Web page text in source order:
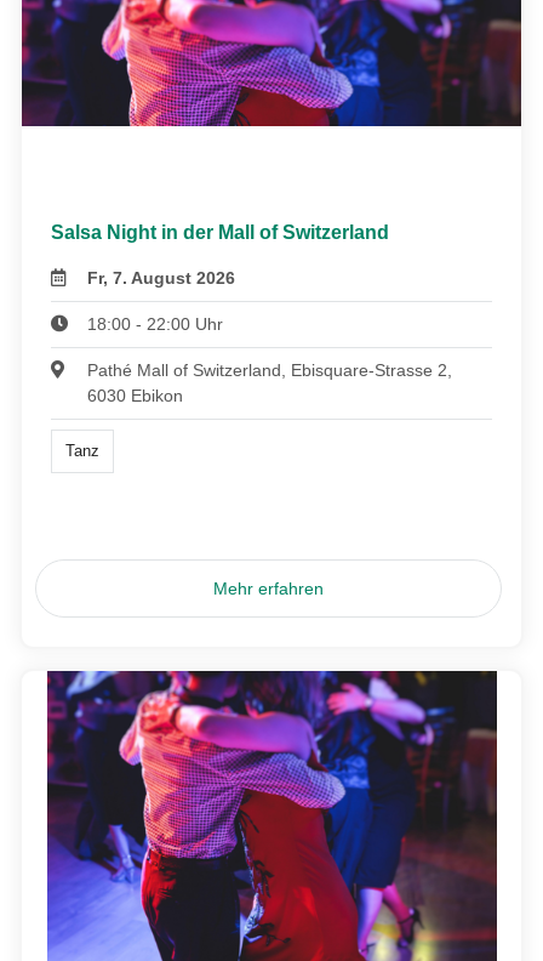
Salsa Night in der Mall of Switzerland
Fr, 7. August 2026
18:00 - 22:00 Uhr
Pathé Mall of Switzerland, Ebisquare-Strasse 2,
6030 Ebikon
Tanz
Mehr erfahren